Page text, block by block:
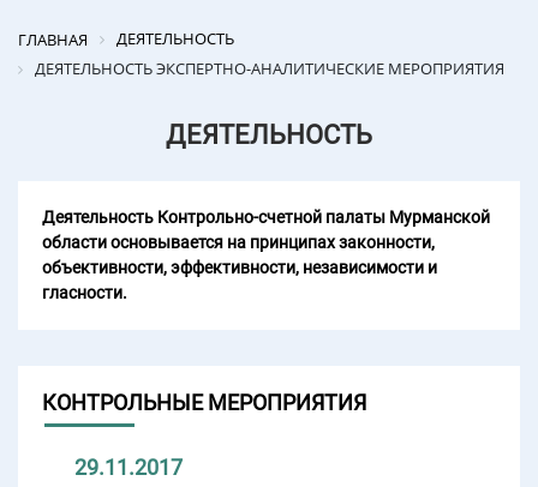
ГЛАВНАЯ
ДЕЯТЕЛЬНОСТЬ
ДЕЯТЕЛЬНОСТЬ ЭКСПЕРТНО-АНАЛИТИЧЕСКИЕ МЕРОПРИЯТИЯ
ДЕЯТЕЛЬНОСТЬ
Деятельность Контрольно-счетной палаты Мурманской
области основывается на принципах законности,
объективности, эффективности, независимости и
гласности.
КОНТРОЛЬНЫЕ МЕРОПРИЯТИЯ
29.11.2017